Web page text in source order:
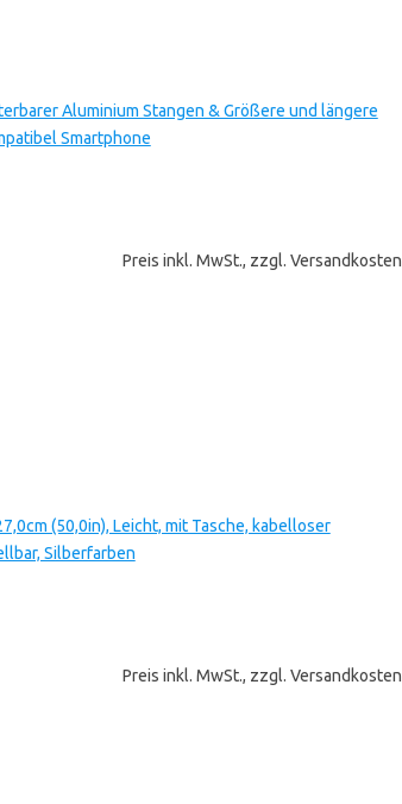
Aluminium Stangen & Größere und längere
Smartphone
Preis inkl. MwSt., zzgl. Versandkosten
(50,0in), Leicht, mit Tasche, kabelloser
Silberfarben
Preis inkl. MwSt., zzgl. Versandkosten